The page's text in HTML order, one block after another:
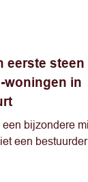
eerste
woningen in
bijzondere
een bestuurder
voor onze